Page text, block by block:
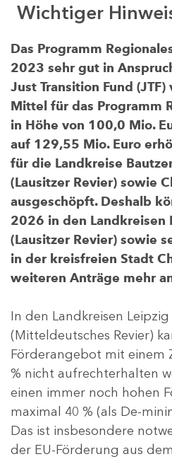
Wichtiger
Das Programm
2023 sehr gut in
Just Transition Fund
Mittel für das Programm
in Höhe von 100,0 Mio.
auf 129,55 Mio. Euro
für die Landkreise
(Lausitzer Revier) sowie
ausgeschöpft. Deshalb
2026 in den Landkreisen
(Lausitzer Revier) sowie
in der kreisfreien Stadt
weiteren Anträge mehr
In den Landkreisen
(Mitteldeutsches Revier)
Förderangebot mit einem
% nicht aufrechterhalten
einen immer noch hohen
maximal 40 % (als De-
Das ist insbesondere
der EU-Förderung aus